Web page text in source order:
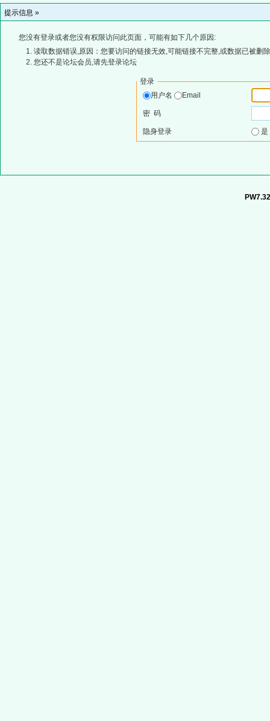
提示信息 »
您没有登录或者您没有权限访问此页面，可能有如下几个原因:
读取数据错误,原因：您要访问的链接无效,可能链接不完整,或数据已被删
您还不是论坛会员,请先登录论坛
登录
用户名
Email
密 码
隐身登录